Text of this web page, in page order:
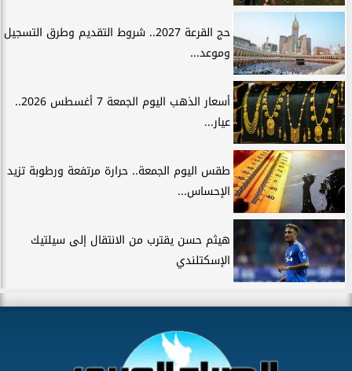
حج القرعة 2027.. شروط التقديم وطرق التسجيل
وموعد...
أسعار الذهب اليوم الجمعة 7 أغسطس 2026..
عيار...
طقس اليوم الجمعة.. حرارة مرتفعة ورطوبة تزيد
الإحساس...
هيثم حسن يقترب من الانتقال إلى سيلتيك
الإسكتلندي